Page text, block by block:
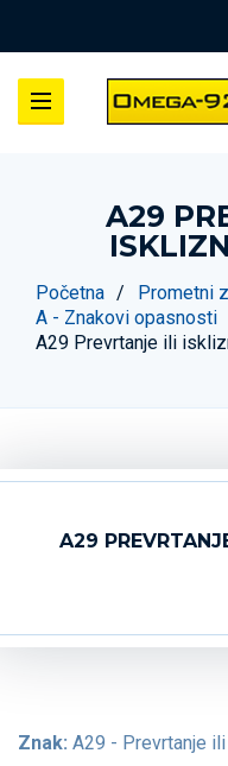
A29
Početna
Prometni
A - Znakovi opasnosti
A29 Prevrtanje ili
A29
Znak: A29 - Prevrtanje